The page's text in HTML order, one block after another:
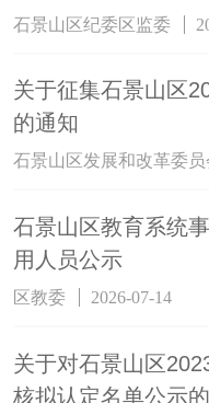
石景山区纪委区监委
关于征集石景山区
的通知
石景山区发展和改革委员
石景山区教育系统
用人员公示
区教委 2026-07-14
关于对石景山区
核拟认定名单公示